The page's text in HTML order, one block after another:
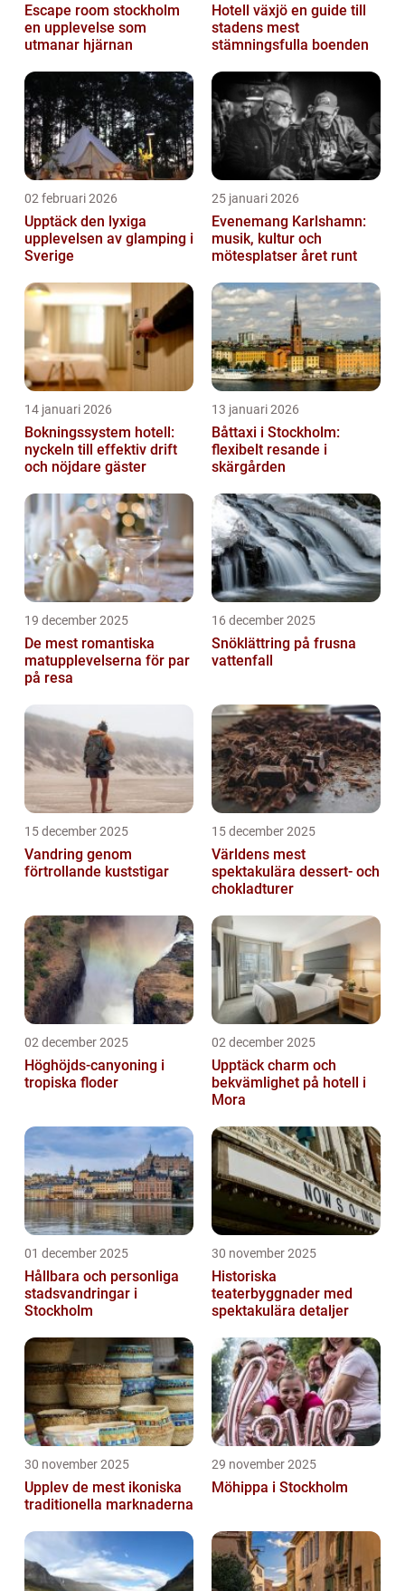
Escape room stockholm
en upplevelse som
utmanar hjärnan
Hotell växjö en guide till
stadens mest
stämningsfulla boenden
02 februari 2026
Upptäck den lyxiga
upplevelsen av glamping i
Sverige
25 januari 2026
Evenemang Karlshamn:
musik, kultur och
mötesplatser året runt
14 januari 2026
Bokningssystem hotell:
nyckeln till effektiv drift
och nöjdare gäster
13 januari 2026
Båttaxi i Stockholm:
flexibelt resande i
skärgården
19 december 2025
De mest romantiska
matupplevelserna för par
på resa
16 december 2025
Snöklättring på frusna
vattenfall
15 december 2025
Vandring genom
förtrollande kuststigar
15 december 2025
Världens mest
spektakulära dessert- och
chokladturer
02 december 2025
Höghöjds-canyoning i
tropiska floder
02 december 2025
Upptäck charm och
bekvämlighet på hotell i
Mora
01 december 2025
Hållbara och personliga
stadsvandringar i
Stockholm
30 november 2025
Historiska
teaterbyggnader med
spektakulära detaljer
30 november 2025
Upplev de mest ikoniska
traditionella marknaderna
29 november 2025
Möhippa i Stockholm